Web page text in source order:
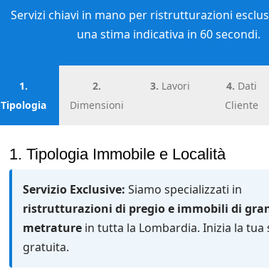
Servizi chiavi in mano per ristrutturazioni
una stima indicativa in 60 secondi.
1.
Tipologia
2.
Dimensioni
3. Lavori 4. Dati
Cliente
1. Tipologia Immobile e Località
Servizio Exclusive: Siamo specializzati in
ristrutturazioni di pregio e immobili di
metraturein tutta la Lombardia. Inizia la tua
gratuita.